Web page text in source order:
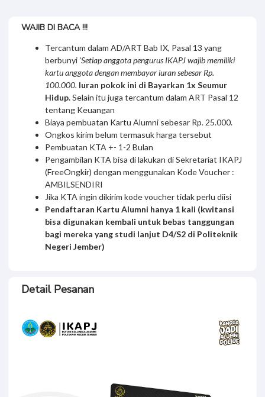
WAJIB DI BACA !!!
Tercantum dalam AD/ART Bab IX, Pasal 13 yang
berbunyi ‘Setiap anggota pengurus IKAPJ wajib memiliki
kartu anggota dengan membayar iuran sebesar Rp.
100.000. Iuran pokok ini di Bayarkan 1x Seumur
Hidup.Selain itu juga tercantum dalam ART Pasal 12
tentang Keuangan
Biaya pembuatan Kartu Alumni sebesar Rp. 25.000.
Ongkos kirim belum termasuk harga tersebut
Pembuatan KTA +- 1-2 Bulan
Pengambilan KTA bisa di lakukan di Sekretariat IKAPJ
(FreeOngkir) dengan menggunakan Kode Voucher :
AMBILSENDIRI
Jika KTA ingin dikirim kode voucher tidak perlu diisi
Pendaftaran Kartu Alumni hanya 1 kali (kwitansi
bisa digunakan kembali untuk bebas tanggungan
bagi mereka yang studi lanjut D4/S2 di Politeknik
Negeri Jember)
Detail Pesanan
KARTU ANGGOTA IKAPJ